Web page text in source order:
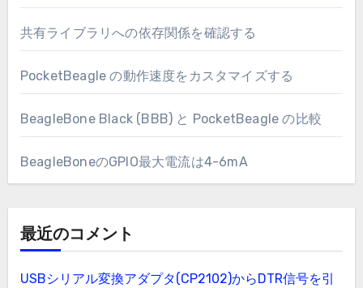
共有ライブラリへの依存関係を確認する
PocketBeagle の動作速度をカスタマイズする
BeagleBone Black (BBB) と PocketBeagle の比較
BeagleBoneのGPIO最大電流は4-6mA
最近のコメント
USBシリアル変換アダプタ(CP2102)からDTR信号を引